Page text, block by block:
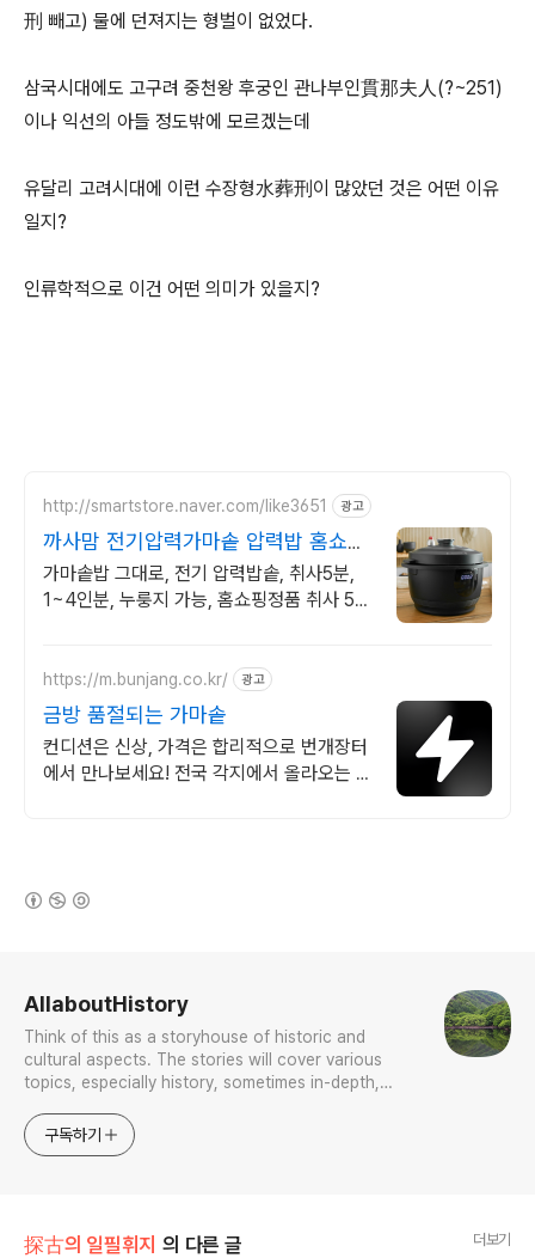
刑 빼고) 물에 던져지는 형벌이 없었다.
삼국시대에도 고구려 중천왕 후궁인 관나부인貫那夫人(?~251)
이나 익선의 아들 정도밖에 모르겠는데
유달리 고려시대에 이런 수장형水葬刑이 많았던 것은 어떤 이유
일지?
인류학적으로 이건 어떤 의미가 있을지?
http://smartstore.naver.com/like3651 광고
까사맘 전기압력가마솥 압력밥 홈쇼핑
히트! 전기압력가마솥!
가마솥밥 그대로, 전기 압력밥솥, 취사5분,
1~4인분, 누룽지 가능, 홈쇼핑정품 취사 5분
https://m.bunjang.co.kr/ 광고
금방 품절되는 가마솥
컨디션은 신상, 가격은 합리적으로 번개장터
에서 만나보세요! 전국 각지에서 올라오는 전
AllaboutHistory
Think of this as a storyhouse of historic and
cultural aspects. The stories will cover various
topics, especially history, sometimes in-depth,
approach will be to resist any common sense or
generalized viewpoint
구독하기
探古의 일필휘지 의 다른 글 더보기